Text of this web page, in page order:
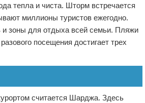
тепла и чиста. Шторм встречается
миллионы туристов ежегодно.
и зоны для отдыха всей семьи. Пляжи
посещения достигает трех
считается Шарджа. Здесь